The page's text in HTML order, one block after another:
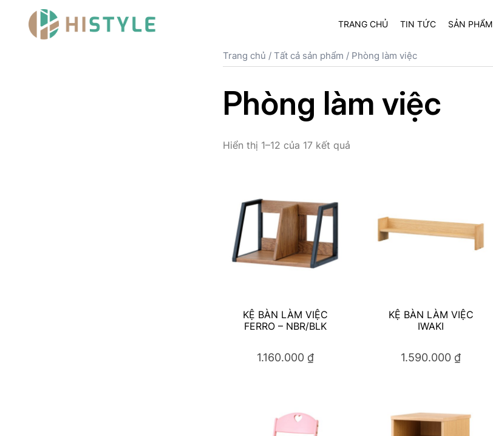
TRANG CHỦ TIN TỨC SẢN PHẨM
Trang chủ / Tất cả sản phẩm / Phòng làm việc
Phòng làm việc
Hiển thị 1–12 của 17 kết quả
KỆ BÀN LÀM VIỆC
FERRO – NBR/BLK
1.160.000 ₫
KỆ BÀN LÀM VIỆC
IWAKI
1.590.000 ₫